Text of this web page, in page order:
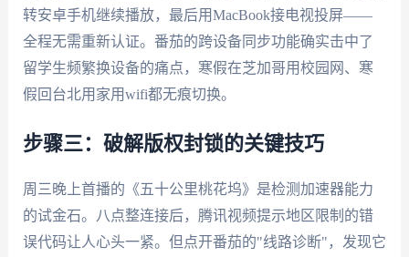
转安卓手机继续播放，最后用MacBook接电视投屏——
全程无需重新认证。番茄的跨设备同步功能确实击中了
留学生频繁换设备的痛点，寒假在芝加哥用校园网、寒
假回台北用家用wifi都无痕切换。
步骤三：破解版权封锁的关键技巧
周三晚上首播的《五十公里桃花坞》是检测加速器能力
的试金石。八点整连接后，腾讯视频提示地区限制的错
误代码让人心头一紧。但点开番茄的"线路诊断"，发现它